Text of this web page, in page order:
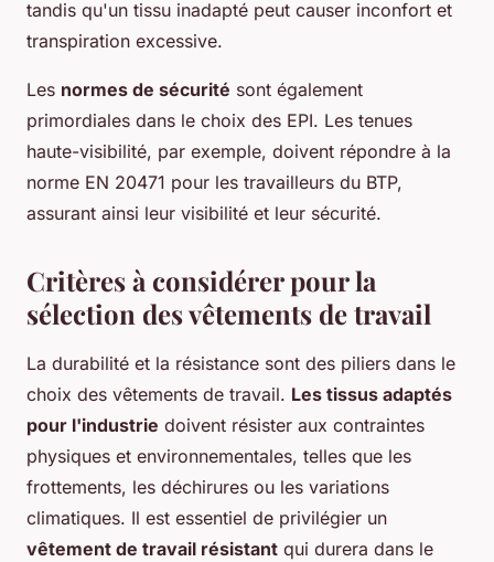
tandis qu'un tissu inadapté peut causer inconfort et
transpiration excessive.
Les normes de sécurité sont également
primordiales dans le choix des EPI. Les tenues
haute-visibilité, par exemple, doivent répondre à la
norme EN 20471 pour les travailleurs du BTP,
assurant ainsi leur visibilité et leur sécurité.
Critères à considérer pour la
sélection des vêtements de travail
La durabilité et la résistance sont des piliers dans le
choix des vêtements de travail. Les tissus adaptés
pour l'industrie doivent résister aux contraintes
physiques et environnementales, telles que les
frottements, les déchirures ou les variations
climatiques. Il est essentiel de privilégier un
vêtement de travail résistant qui durera dans le